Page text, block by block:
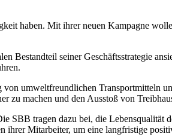
haben. Mit ihrer neuen Kampagne
Bestandteil seiner Geschäftsstrategie
umweltfreundlichen Transportmitteln
zu machen und den Ausstoß von
tragen dazu bei, die Lebensqualität
ihrer Mitarbeiter, um eine langfristige